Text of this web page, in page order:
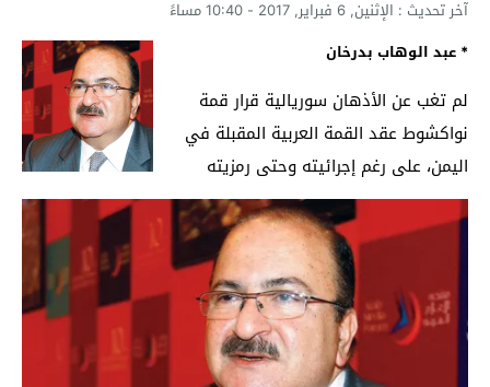
آخر تحديث : الإثنين, 6 فبراير, 2017 - 10:40 مساءً
* عبد الوهاب بدرخان
لم تغب عن الأذهان سوريالية قرار قمة
نواكشوط عقد القمة العربية المقبلة في
اليمن، على رغم إجرائيته وحتى رمزيته